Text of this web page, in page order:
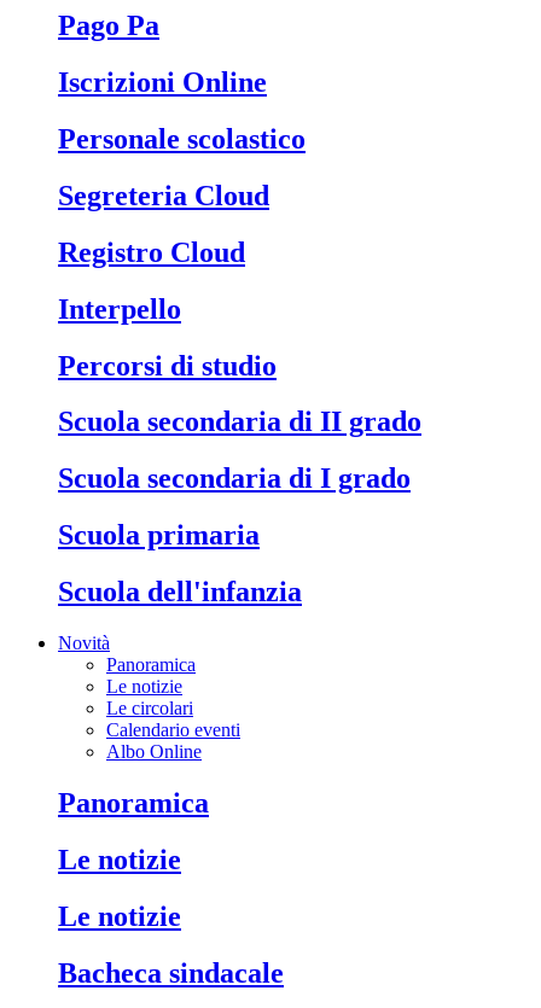
Pago Pa
Iscrizioni Online
Personale scolastico
Segreteria Cloud
Registro Cloud
Interpello
Percorsi di studio
Scuola secondaria di II grado
Scuola secondaria di I grado
Scuola primaria
Scuola dell'infanzia
Novità
Panoramica
Le notizie
Le circolari
Calendario eventi
Albo Online
Panoramica
Le notizie
Le notizie
Bacheca sindacale